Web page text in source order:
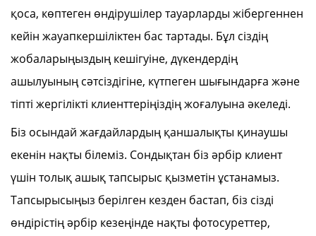
қоса, көптеген өндірушілер тауарларды жібергеннен
кейін жауапкершіліктен бас тартады. Бұл сіздің
жобаларыңыздың кешігуіне, дүкендердің
ашылуының сәтсіздігіне, күтпеген шығындарға және
тіпті жергілікті клиенттеріңіздің жоғалуына әкеледі.
Біз осындай жағдайлардың қаншалықты қинаушы
екенін нақты білеміз. Сондықтан біз әрбір клиент
үшін толық ашық тапсырыс қызметін ұстанамыз.
Тапсырысыңыз берілген кезден бастап, біз сізді
өндірістің әрбір кезеңінде нақты фотосуреттер,